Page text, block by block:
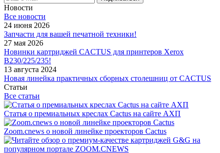
Новости
Все новости
24 июня 2026
Запчасти для вашей печатной техники!
27 мая 2026
Новинки картриджей CACTUS для принтеров Xerox
B230/225/235!
13 августа 2024
Новая линейка практичных сборных столешниц от CACTUS
Статьи
Все статьи
Статья о премиальных креслах Cactus на сайте АХП
Zoom.cnews о новой линейке проекторов Cactus